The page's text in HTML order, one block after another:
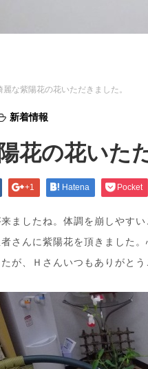
麗な紫陽花の花いただきました。
新着情報
花の花いた
+1 Hatena Pocket
ましたね。体調を崩しやす
さんに紫陽花を頂きました
が、Ｈさんいつもありがとう